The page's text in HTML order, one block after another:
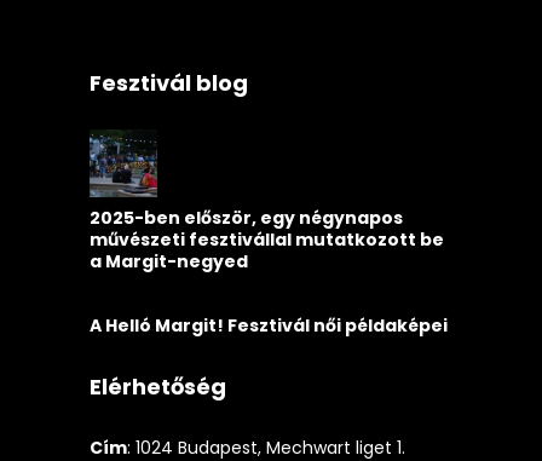
Fesztivál blog
2025-ben először, egy négynapos
művészeti fesztivállal mutatkozott be
a Margit-negyed
A Helló Margit! Fesztivál női példaképei
Elérhetőség
Cím: 1024 Budapest, Mechwart liget 1.